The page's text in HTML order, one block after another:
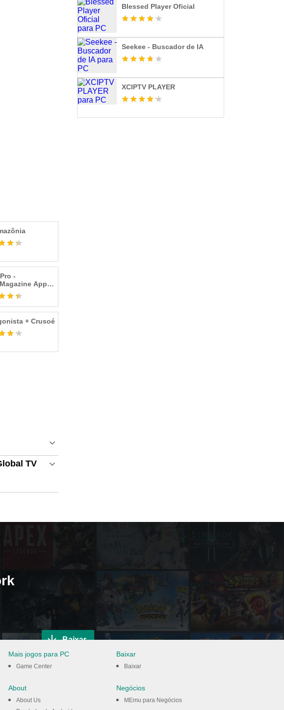
-
App
+ Crusoé
TV
Blessed Player Oficial
Seekee - Buscador de IA
XCIPTV PLAYER
Baixar
Mais jogos para PC
Game Center
About
About Us
Baixar
Baixar
Negócios
MEmu para Negócios